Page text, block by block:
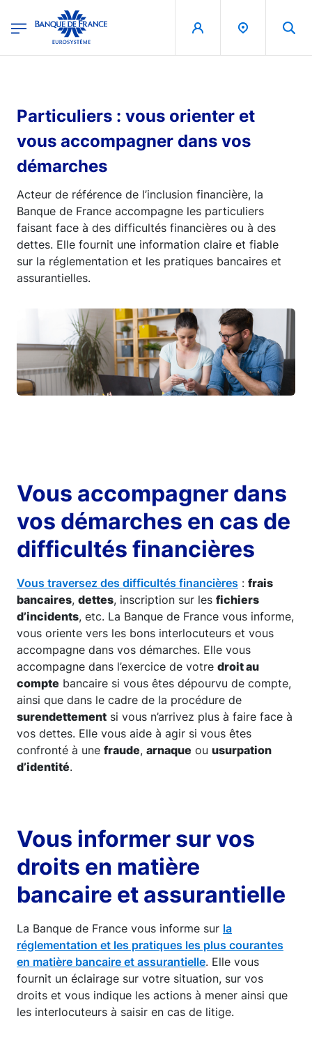
Banque de France - Menu Principal
Particuliers : vous orienter et
vous accompagner dans vos
démarches
Acteur de référence de l’inclusion financière, la
Banque de France accompagne les particuliers
faisant face à des difficultés financières ou à des
dettes. Elle fournit une information claire et fiable
sur la réglementation et les pratiques bancaires et
assurantielles.
Vous accompagner dans
vos démarches en cas de
difficultés financières
Vous traversez des difficultés financières : frais
bancaires, dettes, inscription sur les fichiers
d’incidents, etc. La Banque de France vous informe,
vous oriente vers les bons interlocuteurs et vous
accompagne dans vos démarches. Elle vous
accompagne dans l’exercice de votre droit au
compte bancaire si vous êtes dépourvu de compte,
ainsi que dans le cadre de la procédure de
surendettement si vous n’arrivez plus à faire face à
vos dettes. Elle vous aide à agir si vous êtes
confronté à une fraude, arnaque ou usurpation
d’identité.
Vous informer sur vos
droits en matière
bancaire et assurantielle
La Banque de France vous informe sur la
réglementation et les pratiques les plus courantes
en matière bancaire et assurantielle. Elle vous
fournit un éclairage sur votre situation, sur vos
droits et vous indique les actions à mener ainsi que
les interlocuteurs à saisir en cas de litige.